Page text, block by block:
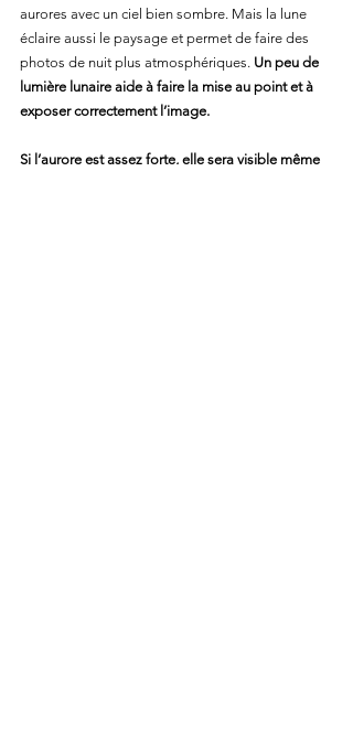
aurores avec un ciel bien sombre. Mais la lune
éclaire aussi le paysage et permet de faire des
photos de nuit plus atmosphériques. Un peu de
lumière lunaire aide à faire la mise au point et à
exposer correctement l’image.
Si l’aurore est assez forte, elle sera visible même